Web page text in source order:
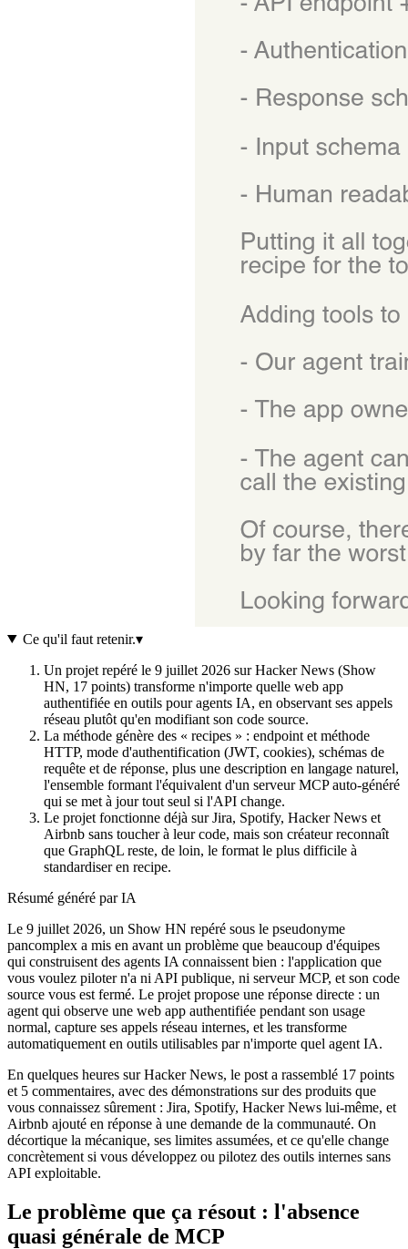
Ce qu'il faut retenir.▾
Un projet repéré le 9 juillet 2026 sur Hacker News (Show
HN, 17 points) transforme n'importe quelle web app
authentifiée en outils pour agents IA, en observant ses appels
réseau plutôt qu'en modifiant son code source.
La méthode génère des « recipes » : endpoint et méthode
HTTP, mode d'authentification (JWT, cookies), schémas de
requête et de réponse, plus une description en langage naturel,
l'ensemble formant l'équivalent d'un serveur MCP auto-généré
qui se met à jour tout seul si l'API change.
Le projet fonctionne déjà sur Jira, Spotify, Hacker News et
Airbnb sans toucher à leur code, mais son créateur reconnaît
que GraphQL reste, de loin, le format le plus difficile à
standardiser en recipe.
Résumé généré par IA
Le 9 juillet 2026, un Show HN repéré sous le pseudonyme
pancomplex a mis en avant un problème que beaucoup d'équipes
qui construisent des agents IA connaissent bien : l'application que
vous voulez piloter n'a ni API publique, ni serveur MCP, et son code
source vous est fermé. Le projet propose une réponse directe : un
agent qui observe une web app authentifiée pendant son usage
normal, capture ses appels réseau internes, et les transforme
automatiquement en outils utilisables par n'importe quel agent IA.
En quelques heures sur Hacker News, le post a rassemblé 17 points
et 5 commentaires, avec des démonstrations sur des produits que
vous connaissez sûrement : Jira, Spotify, Hacker News lui-même, et
Airbnb ajouté en réponse à une demande de la communauté. On
décortique la mécanique, ses limites assumées, et ce qu'elle change
concrètement si vous développez ou pilotez des outils internes sans
API exploitable.
Le problème que ça résout : l'absence
quasi générale de MCP